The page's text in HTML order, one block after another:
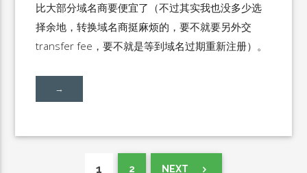
比大部分域名商要便宜了（不过其实我也没多少选
择余地，转换域名商挺麻烦的，要不就要另外交
transfer fee，要不就是等到域名过期重新注册）。
→
1 2 NEXT